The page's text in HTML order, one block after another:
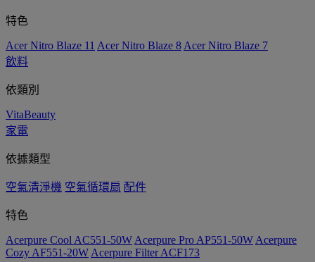
特色
Acer Nitro Blaze 11 Acer Nitro Blaze 8 Acer Nitro Blaze 7
飲料
依類別
VitaBeauty
家電
依據類型
空氣清淨機 空氣循環扇 配件
特色
Acerpure Cool AC551-50W Acerpure Pro AP551-50W Acerpure
Cozy AF551-20W Acerpure Filter ACF173